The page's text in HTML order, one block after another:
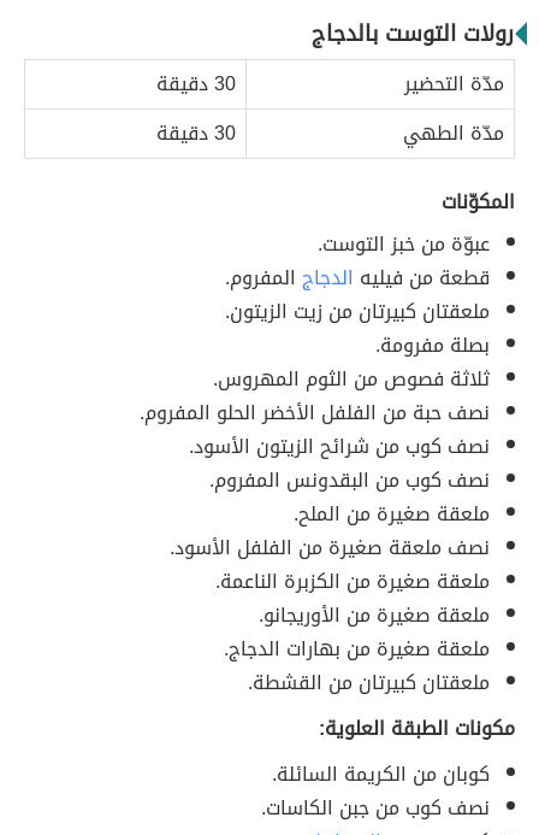
رولات التوست بالدجاج
مدّة التحضير
30 دقيقة
مدّة الطهي
30 دقيقة
المكوّنات
عبوّة من خبز التوست.
قطعة من فيليه الدجاجالمفروم.
ملعقتان كبيرتان من زيت الزيتون.
بصلة مفرومة.
ثلاثة فصوص من الثوم المهروس.
نصف حبة من الفلفل الأخضر الحلو المفروم.
نصف كوب من شرائح الزيتون الأسود.
نصف كوب من البقدونس المفروم.
ملعقة صغيرة من الملح.
نصف ملعقة صغيرة من الفلفل الأسود.
ملعقة صغيرة من الكزبرة الناعمة.
ملعقة صغيرة من الأوريجانو.
ملعقة صغيرة من بهارات الدجاج.
ملعقتان كبيرتان من القشطة.
مكونات الطبقة العلوية:
كوبان من الكريمة السائلة.
نصف كوب من جبن الكاسات.